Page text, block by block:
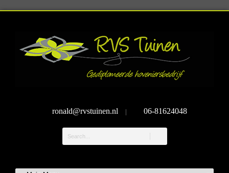
ronald@rvstuinen.nl | 06-81624048